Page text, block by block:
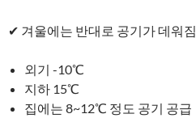
✔ 겨울에는 반대로 공기가 데워짐
외기 -10℃
지하 15℃
집에는 8~12℃ 정도 공기 공급